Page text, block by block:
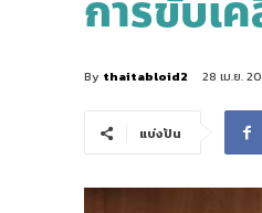
By thaitabloid2 28 เม.ย.
แบ่งปัน